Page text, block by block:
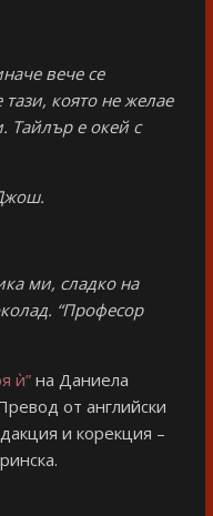
вече се
която не желае
Тайлър е окей с
ми, сладко на
“Професор
ѝ”на Даниела
от английски
и корекция –